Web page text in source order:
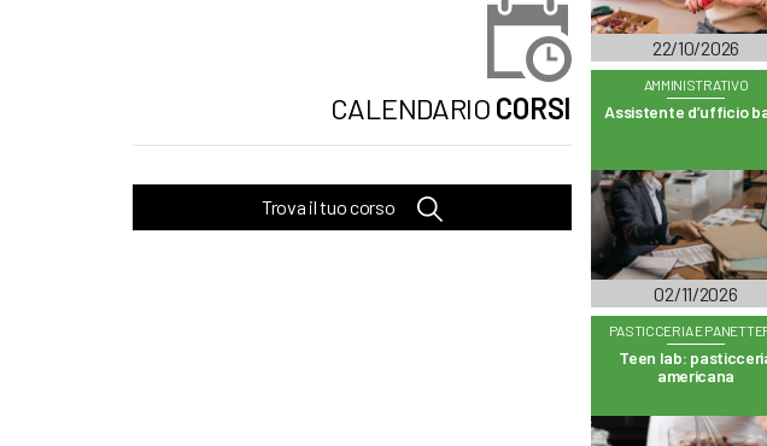
CALENDARIO CORSI
Trova il tuo corso
22/10/2026
AMMINISTRATIVO
Assistente d’ufficio
02/11/2026
PASTICCERIA E
Teen lab:
americana